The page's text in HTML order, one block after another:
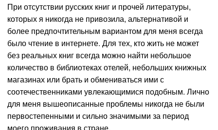
При отсутствии русских книг и прочей литературы,
которых я никогда не привозила, альтернативой и
более предпочтительным вариантом для меня всегда
было чтение в интернете. Для тех, кто жить не может
без реальных книг всегда можно найти небольшое
количество в библиотеках отелей, небольших книжных
магазинах или брать и обмениваться ими с
соотечественниками увлекающимися подобным. Лично
для меня вышеописанные проблемы никогда не были
первостепенными и сильно значимыми за период
моего проживания в стране.